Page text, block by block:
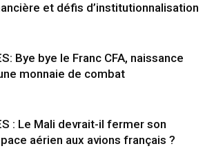
et défis d’institutionnalisation
Bye bye le Franc CFA, naissance
monnaie de combat
: Le Mali devrait-il fermer son
aérien aux avions français ?